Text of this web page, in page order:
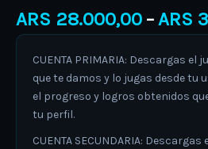
ARS 28.000,00 –ARS
CUENTA PRIMARIA: Descargas el
que te damos y lo jugas desde tu
el progreso y logros obtenidos
tu perfil.
CUENTA SECUNDARIA: